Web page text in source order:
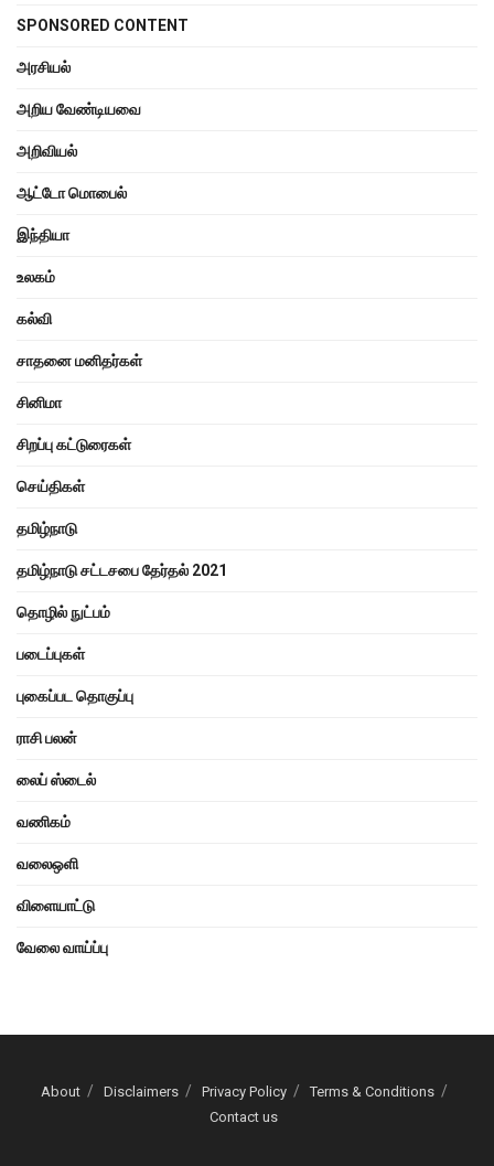
SPONSORED CONTENT
அரசியல்
அறிய வேண்டியவை
அறிவியல்
ஆட்டோ மொபைல்
இந்தியா
உலகம்
கல்வி
சாதனை மனிதர்கள்
சினிமா
சிறப்பு கட்டுரைகள்
செய்திகள்
தமிழ்நாடு
தமிழ்நாடு சட்டசபை தேர்தல் 2021
தொழில் நுட்பம்
படைப்புகள்
புகைப்பட தொகுப்பு
ராசி பலன்
லைப் ஸ்டைல்
வணிகம்
வலைஒளி
விளையாட்டு
வேலை வாய்ப்பு
About Disclaimers Privacy Policy
Terms & Conditions
Contact us